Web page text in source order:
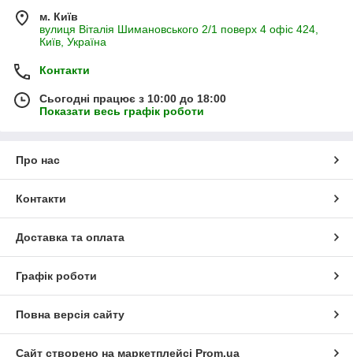
м. Київ
вулиця Віталія Шимановського 2/1 поверх 4 офіс 424,
Київ, Україна
Контакти
Сьогодні працює з 10:00 до 18:00
Показати весь графік роботи
Про нас
Контакти
Доставка та оплата
Графік роботи
Повна версія сайту
Сайт створено на маркетплейсі Prom.ua